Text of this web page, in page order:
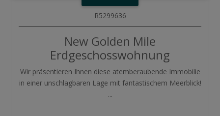
R5299636
New Golden Mile
Erdgeschosswohnung
Wir präsentieren Ihnen diese atemberaubende Immobilie
in einer unschlagbaren Lage mit fantastischem Meerblick!
...